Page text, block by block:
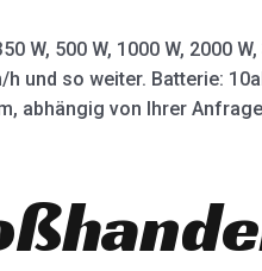
500 W, 1000 W, 2000
und so weiter. Batterie:
abhängig von Ihrer